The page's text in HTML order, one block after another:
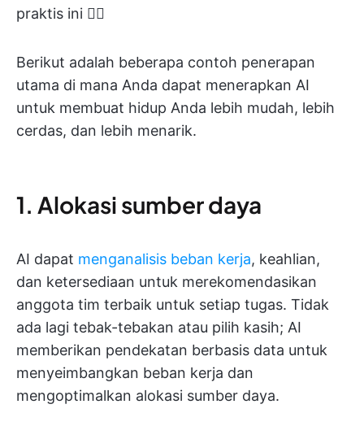
praktis ini 👇🏽
Berikut adalah beberapa contoh penerapan
utama di mana Anda dapat menerapkan AI
untuk membuat hidup Anda lebih mudah, lebih
cerdas, dan lebih menarik.
1. Alokasi sumber daya
AI dapat menganalisis beban kerja, keahlian,
dan ketersediaan untuk merekomendasikan
anggota tim terbaik untuk setiap tugas. Tidak
ada lagi tebak-tebakan atau pilih kasih; AI
memberikan pendekatan berbasis data untuk
menyeimbangkan beban kerja dan
mengoptimalkan alokasi sumber daya.